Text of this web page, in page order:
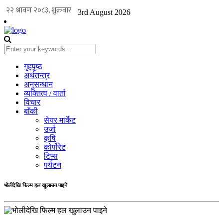
3rd August 2026
गृहपृष्ठ
अर्थतन्त्र
अनुसन्धान
व्यक्तित्व / वार्ता
विचार
बाँकी
सेयर मार्केट
उर्जा
कृषि
कोर्पोरेट
टिप्स
पर्यटन
भोलीदेखि फिल्म हल खुलाउन पाइने